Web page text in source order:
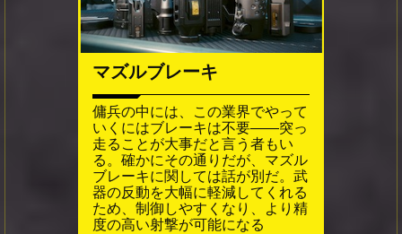
マズルブレーキ
傭兵の中には、この業界でやって
いくにはブレーキは不要――突っ
走ることが大事だと言う者もい
る。確かにその通りだが、マズル
ブレーキに関しては話が別だ。武
器の反動を大幅に軽減してくれる
ため、制御しやすくなり、より精
度の高い射撃が可能になる